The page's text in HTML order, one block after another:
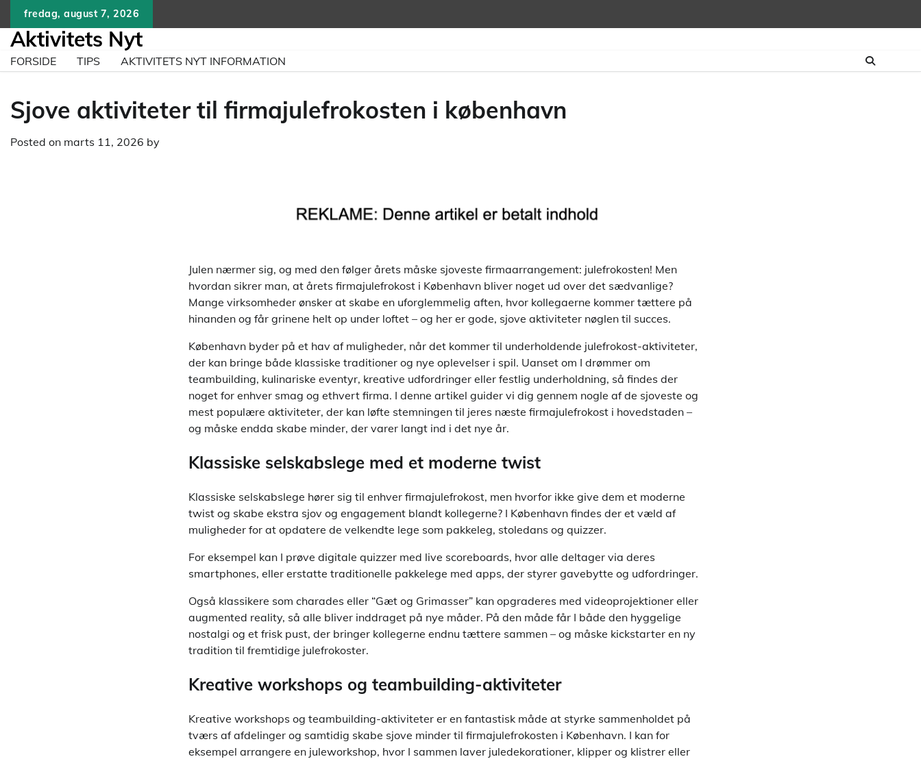
content
fredag, august 7, 2026
Aktivitets Nyt
FORSIDE TIPS AKTIVITETS NYT INFORMATION
Sjove aktiviteter til firmajulefrokosten i københavn
Posted on marts 11, 2026 by
Julen nærmer sig, og med den følger årets måske sjoveste firmaarrangement: julefrokosten! Men
hvordan sikrer man, at årets firmajulefrokost i København bliver noget ud over det sædvanlige?
Mange virksomheder ønsker at skabe en uforglemmelig aften, hvor kollegaerne kommer tættere på
hinanden og får grinene helt op under loftet – og her er gode, sjove aktiviteter nøglen til succes.
København byder på et hav af muligheder, når det kommer til underholdende julefrokost-aktiviteter,
der kan bringe både klassiske traditioner og nye oplevelser i spil. Uanset om I drømmer om
teambuilding, kulinariske eventyr, kreative udfordringer eller festlig underholdning, så findes der
noget for enhver smag og ethvert firma. I denne artikel guider vi dig gennem nogle af de sjoveste og
mest populære aktiviteter, der kan løfte stemningen til jeres næste firmajulefrokost i hovedstaden –
og måske endda skabe minder, der varer langt ind i det nye år.
Klassiske selskabslege med et moderne twist
Klassiske selskabslege hører sig til enhver firmajulefrokost, men hvorfor ikke give dem et moderne
twist og skabe ekstra sjov og engagement blandt kollegerne? I København findes der et væld af
muligheder for at opdatere de velkendte lege som pakkeleg, stoledans og quizzer.
For eksempel kan I prøve digitale quizzer med live scoreboards, hvor alle deltager via deres
smartphones, eller erstatte traditionelle pakkelege med apps, der styrer gavebytte og udfordringer.
Også klassikere som charades eller “Gæt og Grimasser” kan opgraderes med videoprojektioner eller
augmented reality, så alle bliver inddraget på nye måder. På den måde får I både den hyggelige
nostalgi og et frisk pust, der bringer kollegerne endnu tættere sammen – og måske kickstarter en ny
tradition til fremtidige julefrokoster.
Kreative workshops og teambuilding-aktiviteter
Kreative workshops og teambuilding-aktiviteter er en fantastisk måde at styrke sammenholdet på
tværs af afdelinger og samtidig skabe sjove minder til firmajulefrokosten i København. I kan for
eksempel arrangere en juleworkshop, hvor I sammen laver juledekorationer, klipper og klistrer eller